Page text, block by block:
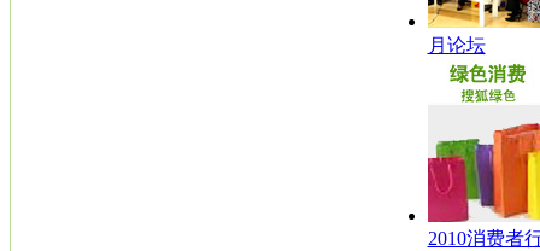
月论坛
2010消费者